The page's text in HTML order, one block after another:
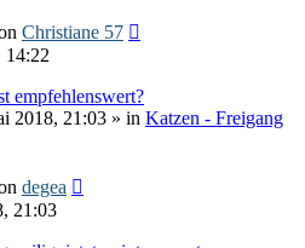
Christiane 57
empfehlenswert?
2018, 21:03 » in Katzen - Freigang
degea
21:03